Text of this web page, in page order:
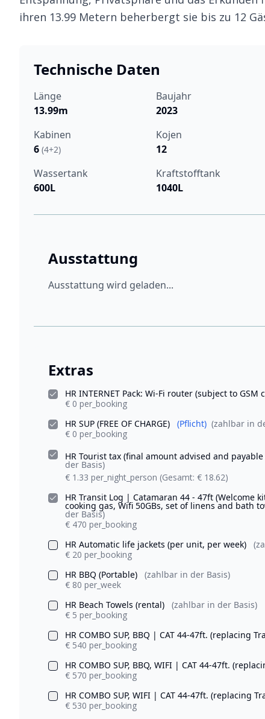
ihren 13.99 Metern beherbergt sie bis zu 12
Technische Daten
Länge
13.99m
Baujahr
2023
Kabinen
6 (4+2)
Kojen
12
Wassertank
600L
Kraftstofftank
1040L
Ausstattung
Ausstattung wird geladen...
Extras
HR INTERNET Pack: Wi-Fi router (subject to GSM
€ 0 per_booking
HR SUP (FREE OF CHARGE)
(Pflicht) (zahlbar in
€ 0 per_booking
HR Tourist tax (final amount advised and
der Basis)
€ 1.33 per_night_person (Gesamt: € 18.62)
HR Transit Log | Catamaran 44 - 47ft (Welcome
cooking gas, Wifi 50GBs, set of linens and bath
der Basis)
€ 470 per_booking
HR Automatic life jackets (per unit, per week)
€ 20 per_booking
HR BBQ (Portable)
(zahlbar in der Basis)
€ 80 per_week
HR Beach Towels (rental)
(zahlbar in der Basis)
€ 5 per_booking
HR COMBO SUP, BBQ | CAT 44-47ft. (replacing
€ 540 per_booking
HR COMBO SUP, BBQ, WIFI | CAT 44-47ft.
€ 570 per_booking
HR COMBO SUP, WIFI | CAT 44-47ft. (replacing
€ 530 per_booking